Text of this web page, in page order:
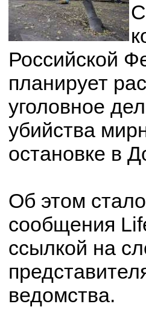
Российской
планирует
уголовное
убийства
остановке в
Об этом
сообщения
ссылкой на
ведомства.